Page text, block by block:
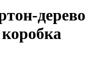
дерево